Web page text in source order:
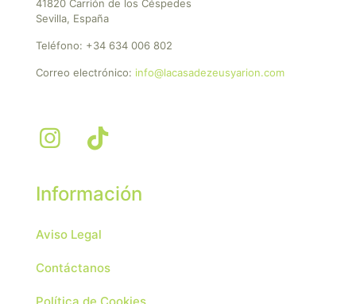
41820 Carrión de los Céspedes
Sevilla, España
Teléfono: +34 634 006 802
Correo electrónico: info@lacasadezeusyarion.com
Información
Aviso Legal
Contáctanos
Política de Cookies